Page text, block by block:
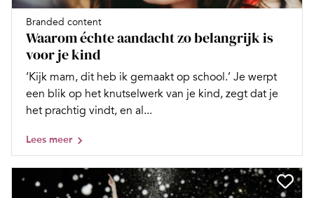
Branded content
Waarom échte aandacht zo belangrijk is
voor je kind
‘Kijk mam, dit heb ik gemaakt op school.’ Je werpt
een blik op het knutselwerk van je kind, zegt dat je
het prachtig vindt, en al...
Lees meer